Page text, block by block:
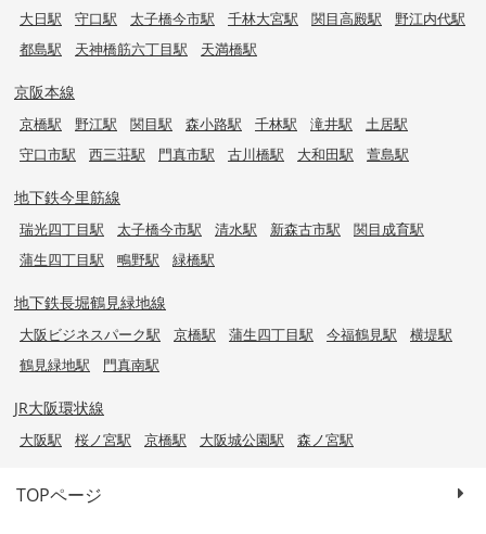
大日駅 守口駅 太子橋今市駅 千林大宮駅 関目高殿駅
野江内代駅
都島駅
天神橋筋六丁目駅 天満橋駅
京阪本線
京橋駅 野江駅 関目駅 森小路駅 千林駅 滝井駅
土居駅
守口市駅
西三荘駅 門真市駅 古川橋駅 大和田駅 萱島駅
地下鉄今里筋線
瑞光四丁目駅 太子橋今市駅 清水駅 新森古市駅
関目成育駅
蒲生四丁目駅
鴫野駅 緑橋駅
地下鉄長堀鶴見緑地線
大阪ビジネスパーク駅 京橋駅 蒲生四丁目駅 今福鶴見駅
横堤駅
鶴見緑地駅
門真南駅
JR大阪環状線
大阪駅 桜ノ宮駅 京橋駅 大阪城公園駅 森ノ宮駅
TOPページ